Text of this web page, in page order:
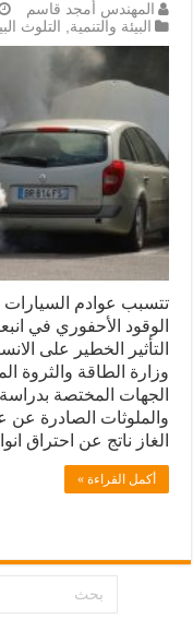
المهندس أمجد قاسم
البيئة والتنمية, التلوث
تتسبب عوادم السيارات
الوقود الأحفوري في
التأثير الخطير على
وزارة الطاقة والثروة
الجهات المختصة
والملوثات الصادرة عن
الغاز ناتج عن احتراق
أكمل القراءة »